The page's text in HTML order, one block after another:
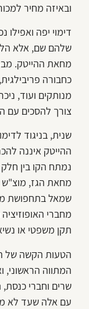
ובאיזה מחיר
דימוי יפה
שלהם שם, אלא
מחאת ההייטק.
כחבורה
מנותקים ועוד,
צורך להסכים עם
שנית, בניגוד
ההייטק איננה
נמתח הקו בין
מחאת הגז, מוצ"ש
שמאל בתחפושת
מחברי
תקן משפטי או
הטעות הקשה של
המתווה
שרים וחברי
עם אלה שעד לא